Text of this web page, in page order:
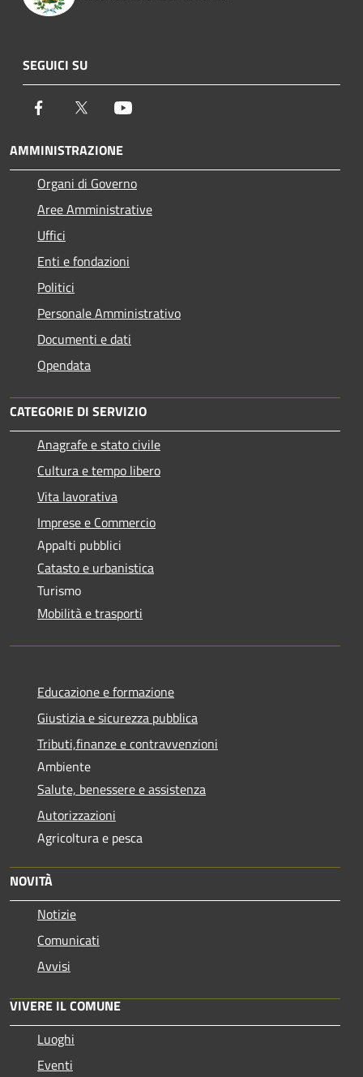
SEGUICI SU
Facebook Twitter
AMMINISTRAZIONE
Organi di Governo
Aree Amministrative
Uffici
Enti e fondazioni
Politici
Personale Amministrativo
Documenti e dati
Opendata
CATEGORIE DI SERVIZIO
Anagrafe e stato civile
Cultura e tempo libero
Vita lavorativa
Imprese e Commercio
Appalti pubblici
Catasto e urbanistica
Turismo
Mobilità e trasporti
Educazione e formazione
Giustizia e sicurezza pubblica
Tributi,finanze e contravvenzioni
Ambiente
Salute, benessere e assistenza
Autorizzazioni
Agricoltura e pesca
NOVITÀ
Notizie
Comunicati
Avvisi
VIVERE IL COMUNE
Luoghi
Eventi